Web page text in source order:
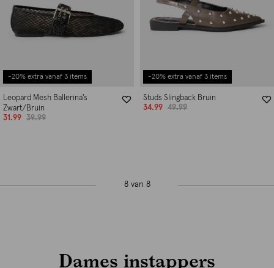
-20% extra vanaf 3 items
Leopard Mesh Ballerina's
Zwart/Bruin
31.99
39.99
-20% extra vanaf 3 items
Studs Slingback Bruin
34.99
49.99
8 van 8
Dames instappers